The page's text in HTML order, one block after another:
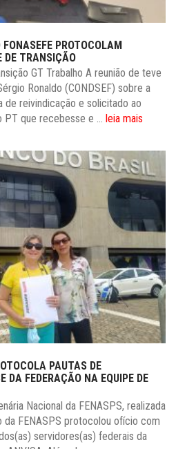
PROTOCOLAM
DE TRANSIÇÃO
GT Trabalho A reunião de teve
Ronaldo (CONDSEF) sobre a
de reivindicação e solicitado ao
PT que recebesse e ... leia mais
PAUTAS DE
DA FEDERAÇÃO NA EQUIPE DE
Nacional da FENASPS, realizada
FENASPS protocolou ofício com
servidores(as) federais da